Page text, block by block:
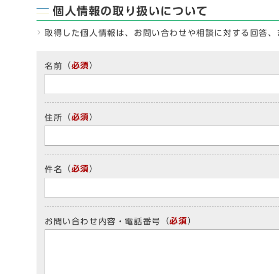
個人情報の取り扱いについて
取得した個人情報は、お問い合わせや相談に対する回答
名前 （必須）
住所 （必須）
件名 （必須）
お問い合わせ内容・電話番号 （必須）